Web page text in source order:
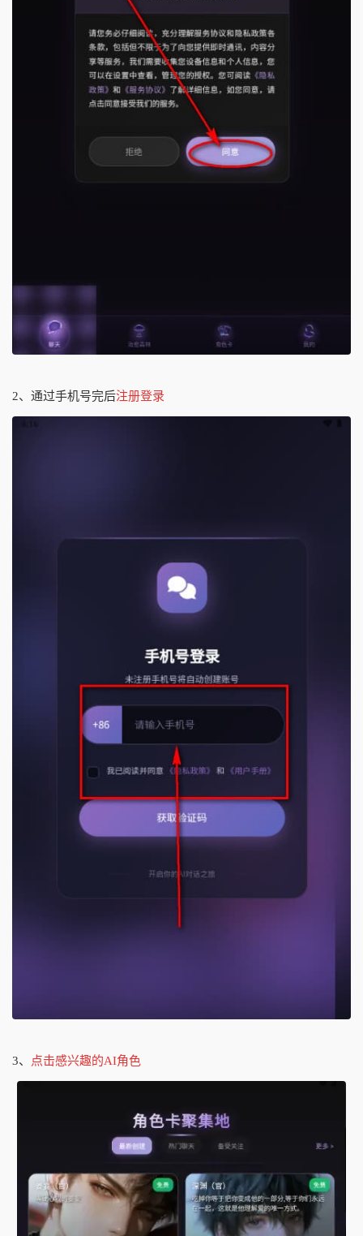
2、通过手机号完后注册登录
3、 点击感兴趣的AI角色